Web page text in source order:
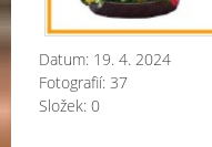
Datum: 19. 4. 2024
Fotografií: 37
Složek: 0